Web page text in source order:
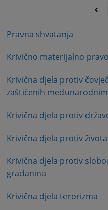
Pravna shvatanja
Krivično materijalno
Krivična djela protiv
zaštićenih
Krivična djela protiv
Krivična djela protiv
Krivična djela protiv
građanina
Krivična djela terorizma